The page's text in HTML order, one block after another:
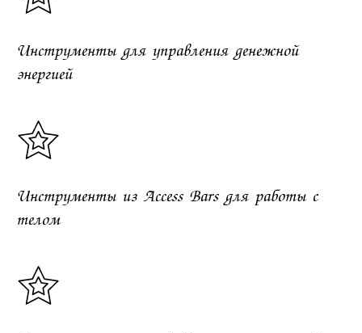
Инструменты для управления денежной
энергией
Инструменты из Access Bars для работы с
телом